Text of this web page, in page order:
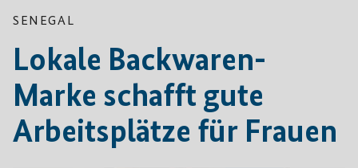
SENEGAL
Lokale Backwaren-
Marke schafft gute
Arbeitsplätze für Frauen